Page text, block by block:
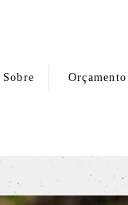
Sobre Orçamento